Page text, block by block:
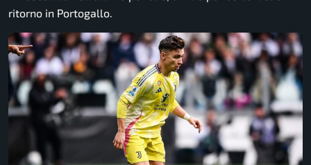
ritorno in Portogallo.